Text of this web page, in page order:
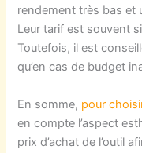
rendement très bas et
Leur tarif est souvent
Toutefois, il est
qu’en cas de budget
En somme, pour
en compte l’aspect
prix d’achat de l’outil